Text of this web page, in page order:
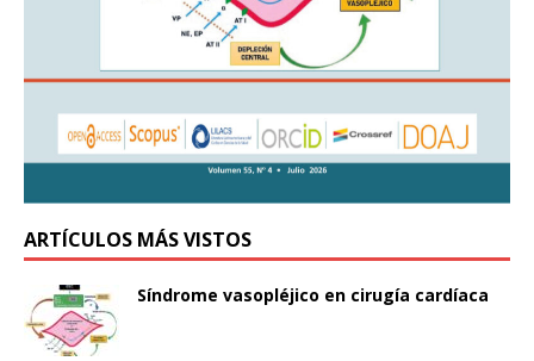
ARTÍCULOS MÁS VISTOS
Síndrome vasopléjico en cirugía cardíaca